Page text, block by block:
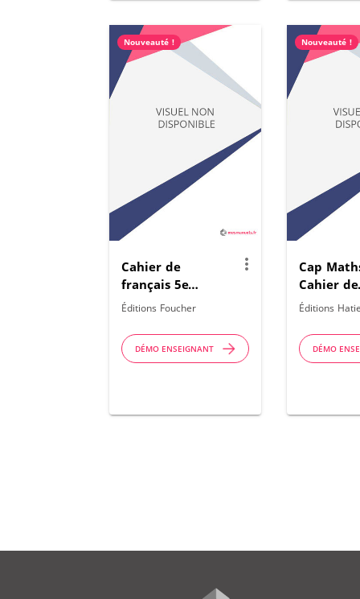
Nouveauté !
Cahier de
français 5e
Enseignement
Manuel
numérique
more_vert
Éditions Foucher
DÉMO ENSEIGNANT
Nouveauté !
Cap
Cahier de
géométrie
Éditions
DÉMO